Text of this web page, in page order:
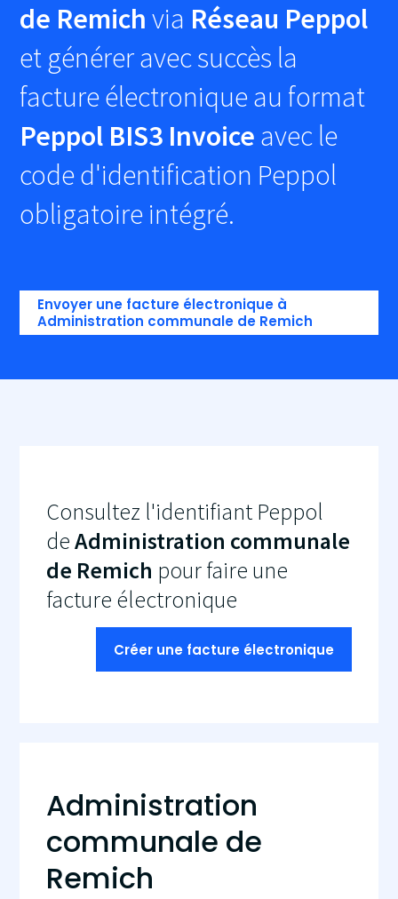
de Remich via Réseau Peppol
et générer avec succès la
facture électronique au format
Peppol BIS3 Invoice avec le
code d'identification Peppol
obligatoire intégré.
Envoyer une facture électronique à
Administration communale de Remich
Consultez l'identifiant Peppol
deAdministration communale
de Remich pour faire une
facture électronique
Créer une facture électronique
Administration
communale de
Remich